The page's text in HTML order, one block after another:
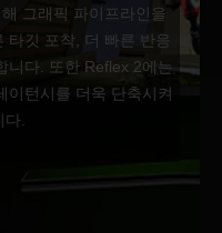
그래픽 파이프라인을
타깃 포착, 더 빠른 반응
니다. 또한 Reflex 2에는
이턴시를 더욱 단축시켜
.